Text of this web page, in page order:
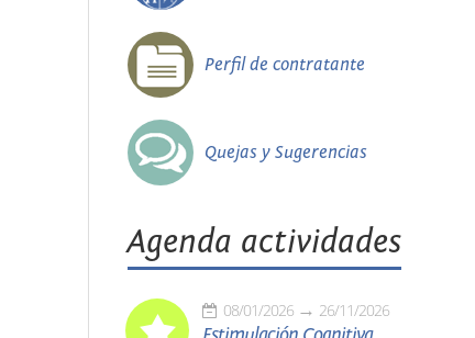
Perfil de contratante
Quejas y Sugerencias
Agenda actividades
08/01/2026 26/11/2026